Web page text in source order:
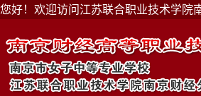
您好！欢迎访问江苏联合职业技术学院